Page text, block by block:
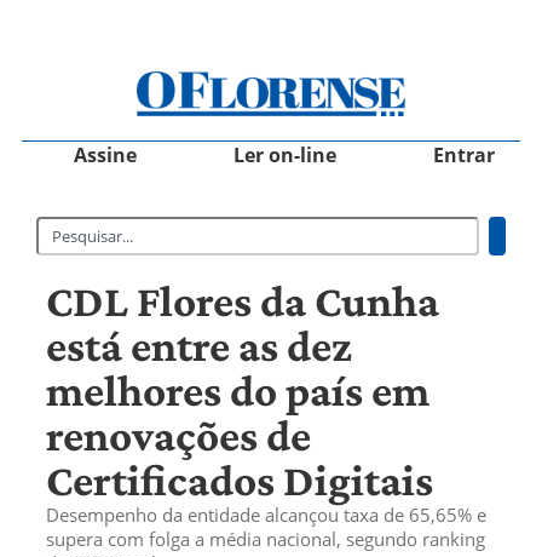
Assine Ler on-line Entrar
CDL Flores da Cunha
está entre as dez
melhores do país em
renovações de
Certificados Digitais
Desempenho da entidade alcançou taxa de 65,65% e
supera com folga a média nacional, segundo ranking